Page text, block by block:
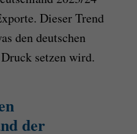
Dieser Trend
den deutschen
setzen wird.
der